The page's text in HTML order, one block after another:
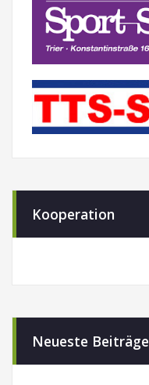
Kooperation
Neueste Beiträge